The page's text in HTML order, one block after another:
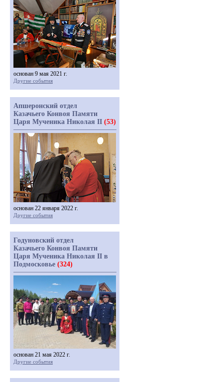
основан 9 мая 2021 г.
Другие события
Апшеронский отдел
Казачьего Конвоя Памяти
Царя Мученика Николая II (53)
основан 22 января 2022 г.
Другие события
Годуновский отдел
Казачьего Конвоя Памяти
Царя Мученика Николая II в
Подмосковье (324)
основан 21 мая 2022 г.
Другие события